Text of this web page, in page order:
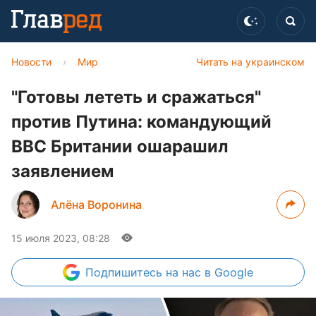
Читать на украинском
Новости › Мир
"Готовы лететь и сражаться"
против Путина: командующий
ВВС Британии ошарашил
заявлением
Алёна Воронина
15 июля 2023, 08:28
Подпишитесь на нас в Google